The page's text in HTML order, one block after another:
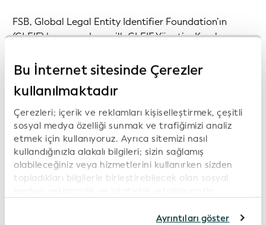
Bu İnternet sitesinde Çerezler
kullanılmaktadır
Çerezleri; içerik ve reklamları kişiselleştirmek, çeşitli
sosyal medya özelliği sunmak ve trafiğimizi analiz
etmek için kullanıyoruz. Ayrıca sitemizi nasıl
kullandığınızla alakalı bilgileri; sizin sağlamış
olabileceğiniz veya hizmetlerini kullanırken sizden
topladıkları bilgilerle birleştirebilecek olan sosyal
etmeniz durumunda, çerez politikamıza rıza
Ayrıntıları göster
FSB, Global Legal Entity Identifier Foundation’ın
(GLEIF) kurucusudur ve ilkGLEIF Yönetim Kurulunu
Finansal İstikrar Kurulu web sitesi
PDF olarak indir:Finansal İstikrar Kurulu Raporu –
Finansal Pazarlar için Global bir Tüzel Kişi Kimlik Kodu
(2012)